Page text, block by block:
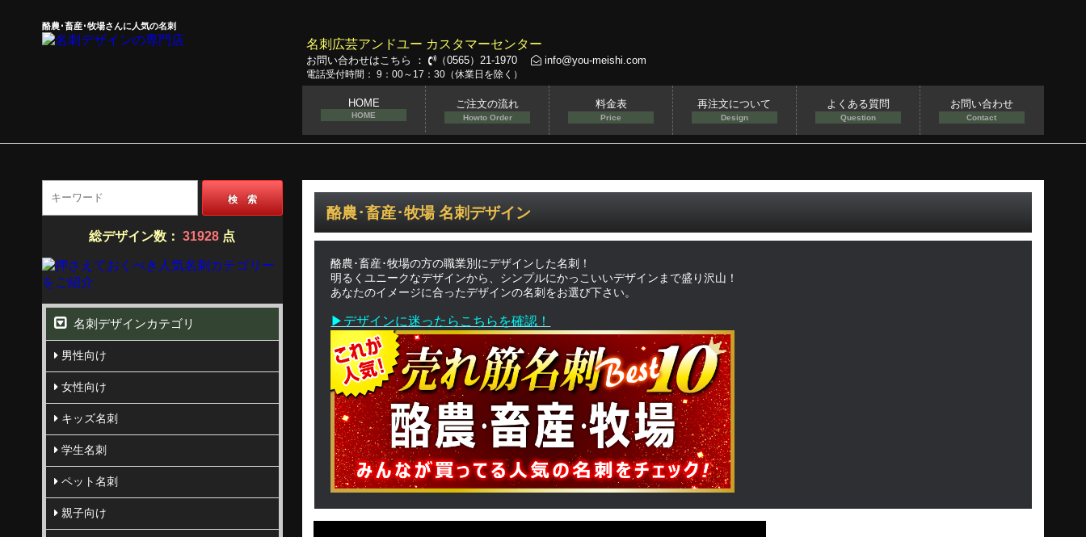
酪農･畜産･牧場さんに人気の名刺
名刺広芸アンドユー カスタマーセンター
お問い合わせはこちら ： （0565）21-1970 info@you-meishi.com
電話受付時間： 9：00～17：30（休業日を除く）
HOME
HOME
ご注文の流れ
Howto Order
料金表
Price
再注文について
Design
よくある質問
Question
お問い合わせ
Contact
酪農･畜産･牧場 名刺デザイン
酪農･畜産･牧場の方の職業別にデザインした名刺！
明るくユニークなデザインから、シンプルにかっこいいデザインまで盛り沢山！
あなたのイメージに合ったデザインの名刺をお選び下さい。
▶デザインに迷ったらこちらを確認！
検 索
総デザイン数：31928 点
名刺デザインカテゴリ
男性向け
女性向け
キッズ名刺
学生名刺
ペット名刺
親子向け